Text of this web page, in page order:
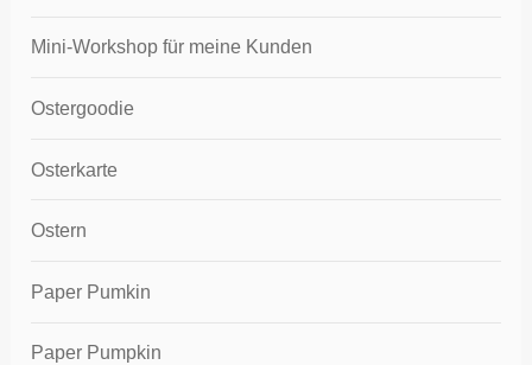
Mini-Workshop für meine Kunden
Ostergoodie
Osterkarte
Ostern
Paper Pumkin
Paper Pumpkin